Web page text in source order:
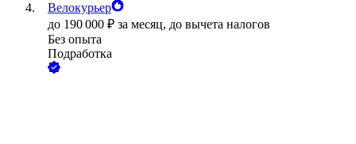
Велокурьер
до 190 000 ₽ за месяц, до вычета налогов
Без опыта
Подработка